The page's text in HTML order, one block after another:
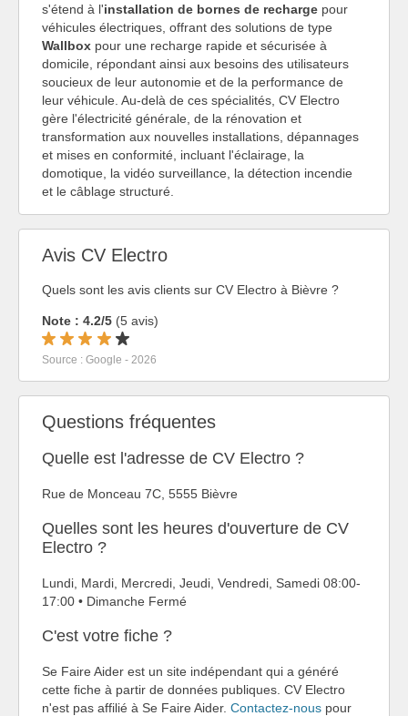
s'étend à l'installation de bornes de recharge pour
véhicules électriques, offrant des solutions de type
Wallbox pour une recharge rapide et sécurisée à
domicile, répondant ainsi aux besoins des utilisateurs
soucieux de leur autonomie et de la performance de
leur véhicule. Au-delà de ces spécialités, CV Electro
gère l'électricité générale, de la rénovation et
transformation aux nouvelles installations, dépannages
et mises en conformité, incluant l'éclairage, la
domotique, la vidéo surveillance, la détection incendie
et le câblage structuré.
Avis CV Electro
Quels sont les avis clients sur CV Electro à Bièvre ?
Note : 4.2/5 (5 avis)
Source : Google - 2026
Questions fréquentes
Quelle est l'adresse de CV Electro ?
Rue de Monceau 7C, 5555 Bièvre
Quelles sont les heures d'ouverture de CV
Electro ?
Lundi, Mardi, Mercredi, Jeudi, Vendredi, Samedi 08:00-
17:00 • Dimanche Fermé
C'est votre fiche ?
Se Faire Aider est un site indépendant qui a généré
cette fiche à partir de données publiques. CV Electro
n'est pas affilié à Se Faire Aider. Contactez-nous pour